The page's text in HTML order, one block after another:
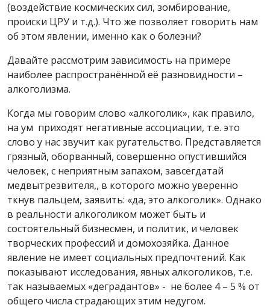
(воздействие космических сил, зомбирование,
происки ЦРУ и т.д.). Что же позволяет говорить нам
об этом явлении, именно как о болезни?
Давайте рассмотрим зависимость на примере
наиболее распространённой её разновидности –
алкоголизма.
Когда мы говорим слово «алкоголик», как правило,
на ум приходят негативные ассоциации, т.е. это
слово у нас звучит как ругательство. Представляется
грязный, оборванный, совершенно опустившийся
человек, с неприятным запахом, завсегдатай
медвытрезвителя,, в которого можно уверенно
ткнув пальцем, заявить: «да, это алкоголик». Однако
в реальности алкоголиком может быть и
состоятельный бизнесмен, и политик, и человек
творческих профессий и домохозяйка. Данное
явление не имеет социальных предпочтений. Как
показывают исследования, явных алкоголиков, т.е.
так называемых «деградантов» - не более 4 – 5 % от
общего числа страдающих этим недугом.